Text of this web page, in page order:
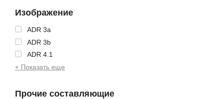
Изображение
ADR 3a
ADR 3b
ADR 4.1
+ Показать еще
Прочие составляющие